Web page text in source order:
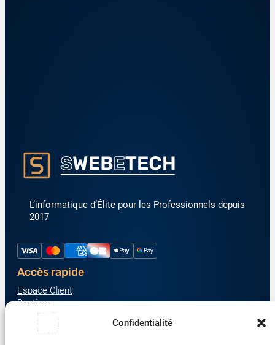
Confidentialité
L’informatique d’Élite pour les Professionnels depuis
2017
Accès rapide
Espace Client
Boutique
À propos
Nous contacter